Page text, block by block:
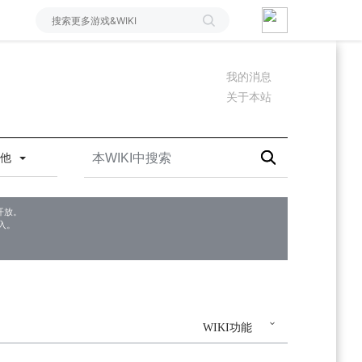
我的消息
关于本站
。
。
WIKI功能